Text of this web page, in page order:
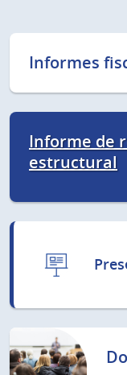
Informes
Informe de
estructural